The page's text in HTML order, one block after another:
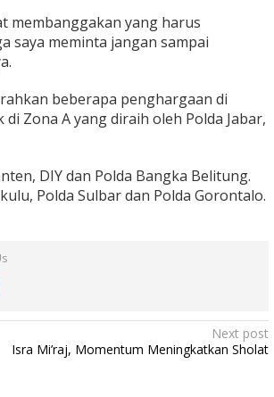
membanggakan yang harus
saya meminta jangan sampai
beberapa penghargaan di
Zona A yang diraih oleh Polda Jabar,
DIY dan Polda Bangka Belitung.
Polda Sulbar dan Polda Gorontalo.
Next post
Isra Mi’raj, Momentum Meningkatkan Sholat